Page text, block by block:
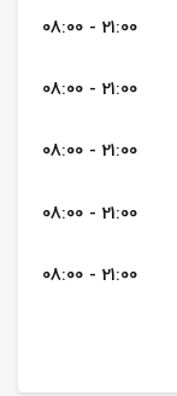
08:00 - 21:00
08:00 - 21:00
08:00 - 21:00
08:00 - 21:00
08:00 - 21:00